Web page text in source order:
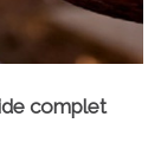
complet